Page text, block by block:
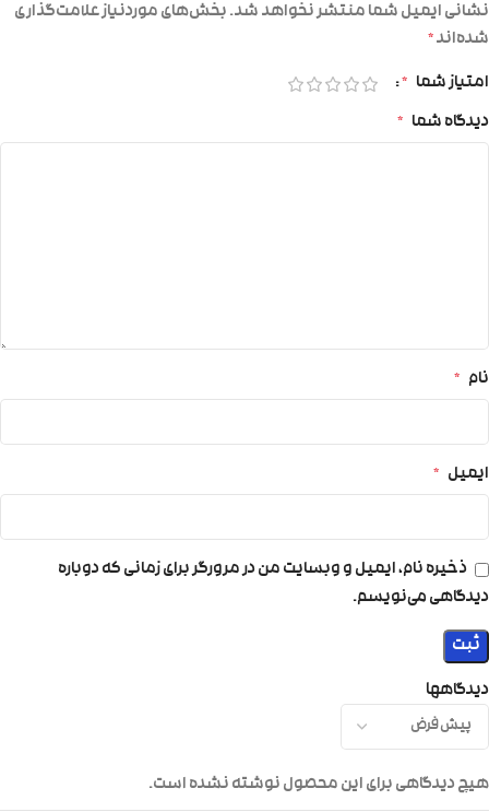
دیدگاهها
هیچ دیدگاهی برای این محصول نوشته نشده است.
نشانی ایمیل شما منتشر نخواهد شد.بخش‌های موردنیاز علامت‌گذاری
شده‌اند*
امتیاز شما *
دیدگاه شما *
نام *
ایمیل *
ذخیره نام، ایمیل و وبسایت من در مرورگر برای زمانی که دوباره
دیدگاهی می‌نویسم.